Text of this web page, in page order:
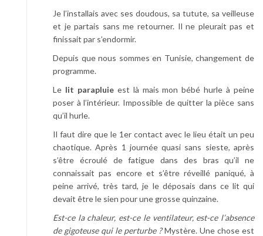
Je l’installais avec ses doudous, sa tutute, sa veilleuse
et je partais sans me retourner. Il ne pleurait pas et
finissait par s’endormir.
Depuis que nous sommes en Tunisie, changement de
programme.
Le lit parapluieest là mais mon bébé hurle à peine
poser à l’intérieur. Impossible de quitter la pièce sans
qu’il hurle.
Il faut dire que le 1er contact avec le lieu était un peu
chaotique. Après 1 journée quasi sans sieste, après
s’être écroulé de fatigue dans des bras qu’il ne
connaissait pas encore et s’être réveillé paniqué, à
peine arrivé, très tard, je le déposais dans ce lit qui
devait être le sien pour une grosse quinzaine.
Est-ce la chaleur, est-ce le ventilateur, est-ce l’absence
de gigoteuse qui le perturbe ?Mystère. Une chose est